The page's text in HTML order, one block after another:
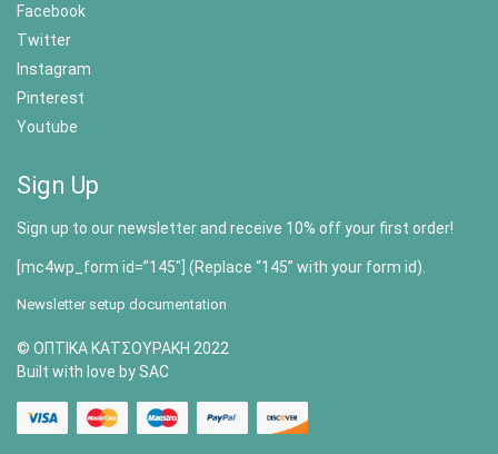
Facebook
Twitter
Instagram
Pinterest
Youtube
Sign Up
Sign up to our newsletter and receive 10% off your first order!
[mc4wp_form id=”145″] (Replace “145” with your form id).
Newsletter setup documentation
© ΟΠΤΙΚΑ ΚΑΤΣΟΥΡΑΚΗ 2022
Built with love by SAC